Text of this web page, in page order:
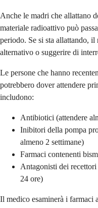
Anche le madri che allattano
materiale radioattivo può
periodo. Se si sta allattando, il
alternativo o suggerire di
Le persone che hanno
potrebbero dover attendere
includono:
Antibiotici (attendere
Inibitori della pompa
almeno 2 settimane)
Farmaci contenenti
Antagonisti dei
24 ore)
Il medico esaminerà i farmaci